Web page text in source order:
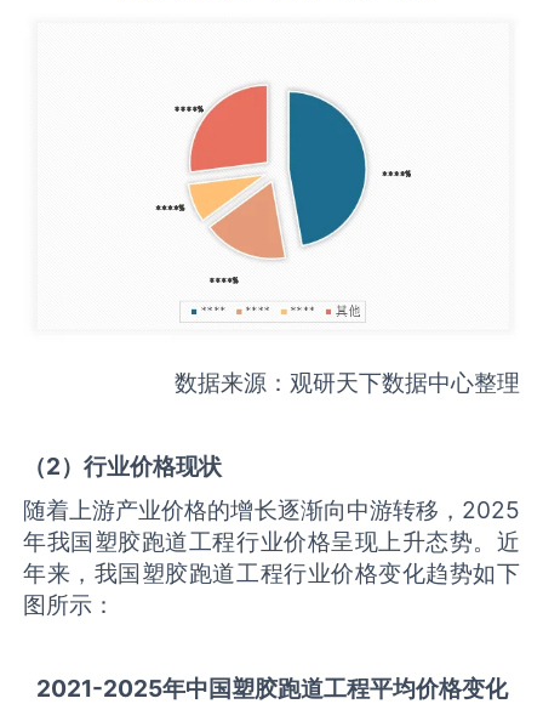
数据来源：观研天下数据中心整理
（2）行业价格现状
随着上游产业价格的增长逐渐向中游转移，2025
年我国塑胶跑道工程行业价格呈现上升态势。近
年来，我国塑胶跑道工程行业价格变化趋势如下
图所示：
2021-2025年中国塑胶跑道工程平均价格变化